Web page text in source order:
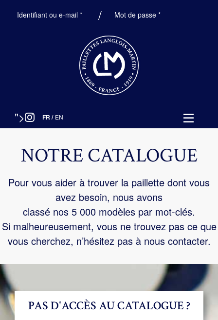
Identifiant ou e-mail *ObligatoireMot de passe*Obligatoire
"> FR / EN
NOTRE CATALOGUE
Pour vous aider à trouver la paillette dont vous
avez besoin, nous avons
classé nos 5 000 modèles par mot-clés.
Si malheureusement, vous ne trouvez pas ce que
vous cherchez, n’hésitez pas à nous contacter.
PAS D'ACCÈS AU CATALOGUE ?